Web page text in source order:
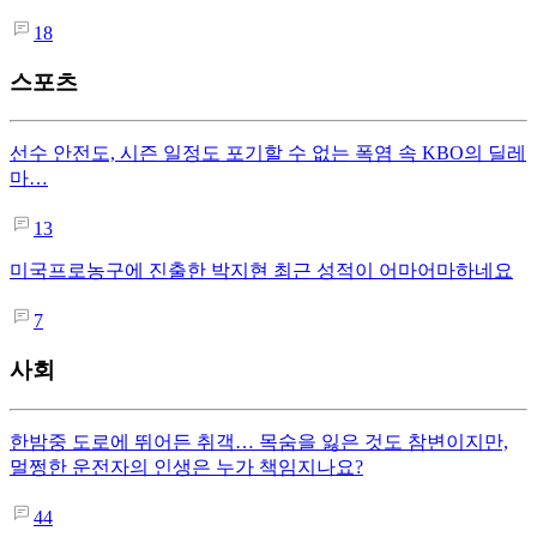
18
스포츠
선수 안전도, 시즌 일정도 포기할 수 없는 폭염 속 KBO의 딜레
마…
13
미국프로농구에 진출한 박지현 최근 성적이 어마어마하네요
7
사회
한밤중 도로에 뛰어든 취객… 목숨을 잃은 것도 참변이지만,
멀쩡한 운전자의 인생은 누가 책임지나요?
44